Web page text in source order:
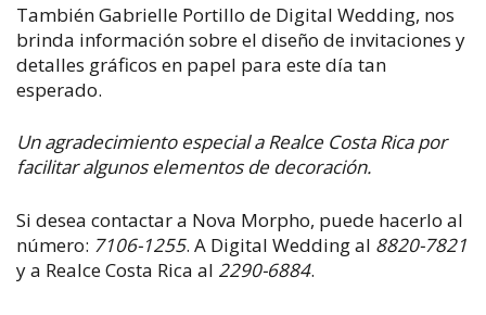
También Gabrielle Portillo de Digital Wedding, nos
brinda información sobre el diseño de invitaciones y
detalles gráficos en papel para este día tan
esperado.
Un agradecimiento especial a Realce Costa Rica por
facilitar algunos elementos de decoración.
Si desea contactar a Nova Morpho, puede hacerlo al
número: 7106-1255. A Digital Wedding al 8820-7821
y a Realce Costa Rica al 2290-6884.